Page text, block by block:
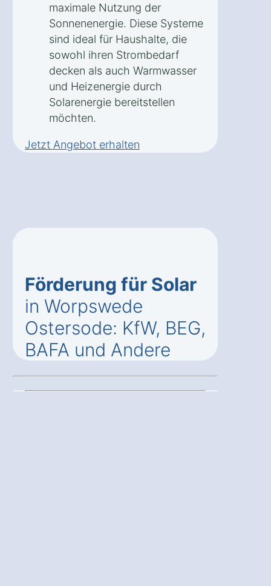
maximale Nutzung der
Sonnenenergie. Diese Systeme
sind ideal für Haushalte, die
sowohl ihren Strombedarf
decken als auch Warmwasser
und Heizenergie durch
Solarenergie bereitstellen
möchten.
Jetzt Angebot erhalten
Förderung für Solar
in Worpswede
Ostersode: KfW, BEG,
BAFA und Andere